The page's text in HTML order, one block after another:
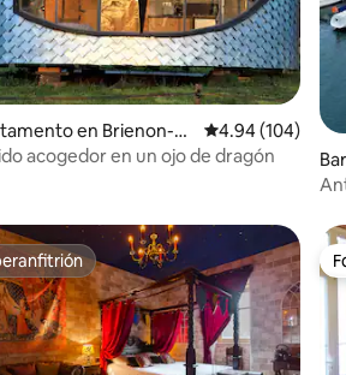
4.84 de 5, 480 reseñas
en Brienon-su
Calificación
4.94 (104)
acogedor en un ojo de dragón